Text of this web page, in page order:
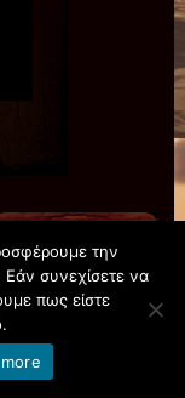
την
Εάν συνεχίσετε να
πως είστε